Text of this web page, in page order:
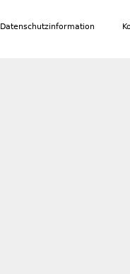
Datenschutzinformation